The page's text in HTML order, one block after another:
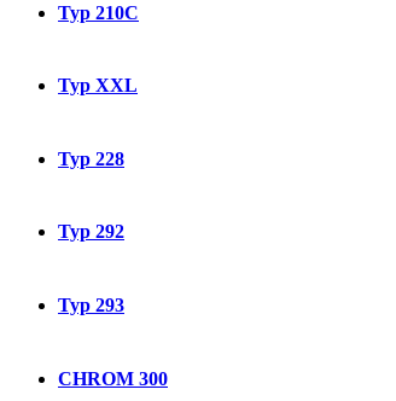
Typ 210C
Typ XXL
Typ 228
Typ 292
Typ 293
CHROM 300